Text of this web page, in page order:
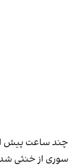
چند ساعت پیش از
سوری از خنثی